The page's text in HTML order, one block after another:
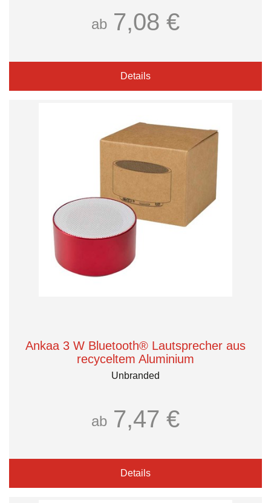
ab 7,08 €
Details
Ankaa 3 W Bluetooth® Lautsprecher aus
recyceltem Aluminium
Unbranded
ab 7,47 €
Details